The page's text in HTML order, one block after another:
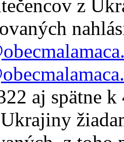
z
aj spätne